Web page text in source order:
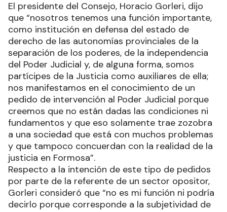
El presidente del Consejo, Horacio Gorleri, dijo
que “nosotros tenemos una función importante,
como institución en defensa del estado de
derecho de las autonomías provinciales de la
separación de los poderes, de la independencia
del Poder Judicial y, de alguna forma, somos
partícipes de la Justicia como auxiliares de ella;
nos manifestamos en el conocimiento de un
pedido de intervención al Poder Judicial porque
creemos que no están dadas las condiciones ni
fundamentos y que eso solamente trae zozobra
a una sociedad que está con muchos problemas
y que tampoco concuerdan con la realidad de la
justicia en Formosa”.
Respecto a la intención de este tipo de pedidos
por parte de la referente de un sector opositor,
Gorleri consideró que “no es mi función ni podría
decirlo porque corresponde a la subjetividad de